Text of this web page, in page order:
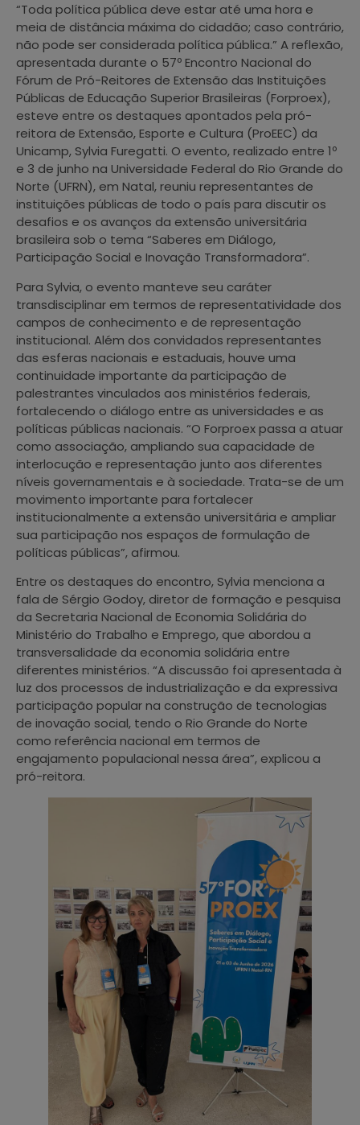
“Toda política pública deve estar até uma hora e
meia de distância máxima do cidadão; caso contrário,
não pode ser considerada política pública.” A reflexão,
apresentada durante o 57º Encontro Nacional do
Fórum de Pró-Reitores de Extensão das Instituições
Públicas de Educação Superior Brasileiras (Forproex),
esteve entre os destaques apontados pela pró-
reitora de Extensão, Esporte e Cultura (ProEEC) da
Unicamp, Sylvia Furegatti. O evento, realizado entre 1º
e 3 de junho na Universidade Federal do Rio Grande do
Norte (UFRN), em Natal, reuniu representantes de
instituições públicas de todo o país para discutir os
desafios e os avanços da extensão universitária
brasileira sob o tema “Saberes em Diálogo,
Participação Social e Inovação Transformadora”.
Para Sylvia, o evento manteve seu caráter
transdisciplinar em termos de representatividade dos
campos de conhecimento e de representação
institucional. Além dos convidados representantes
das esferas nacionais e estaduais, houve uma
continuidade importante da participação de
palestrantes vinculados aos ministérios federais,
fortalecendo o diálogo entre as universidades e as
políticas públicas nacionais. “O Forproex passa a atuar
como associação, ampliando sua capacidade de
interlocução e representação junto aos diferentes
níveis governamentais e à sociedade. Trata-se de um
movimento importante para fortalecer
institucionalmente a extensão universitária e ampliar
sua participação nos espaços de formulação de
políticas públicas”, afirmou.
Entre os destaques do encontro, Sylvia menciona a
fala de Sérgio Godoy, diretor de formação e pesquisa
da Secretaria Nacional de Economia Solidária do
Ministério do Trabalho e Emprego, que abordou a
transversalidade da economia solidária entre
diferentes ministérios. “A discussão foi apresentada à
luz dos processos de industrialização e da expressiva
participação popular na construção de tecnologias
de inovação social, tendo o Rio Grande do Norte
como referência nacional em termos de
engajamento populacional nessa área”, explicou a
pró-reitora.